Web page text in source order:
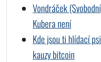
Vondráček
Kubera není
Kde jsou ti hlídací
kauzy bitcoin